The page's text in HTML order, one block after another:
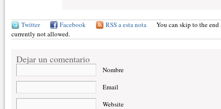
Twitter Facebook RSS a esta nota
You can skip to the
currently not allowed.
Dejar un comentario
Nombre
Email
Website